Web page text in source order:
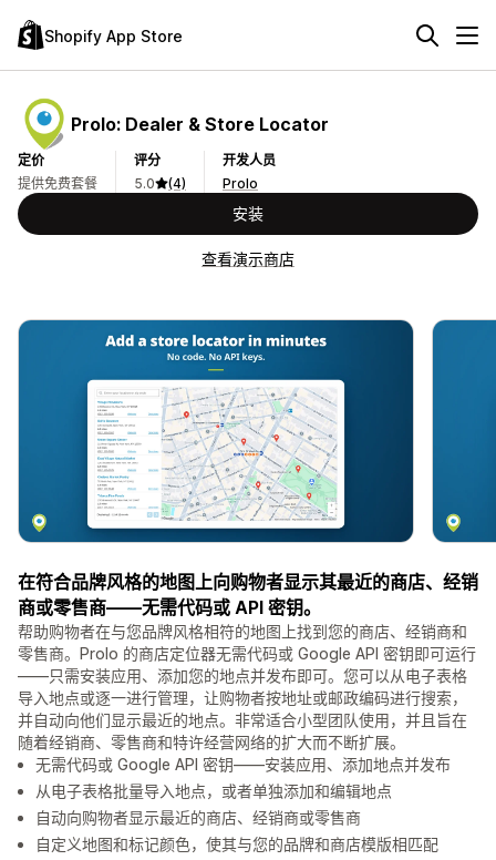
Shopify App Store
Prolo: Dealer & Store Locator
定价
提供免费套餐
评分
5.0
(4)
开发人员
Prolo
安装
查看演示商店
在符合品牌风格的地图上向购物者显示其最近的商店、经销
商或零售商——无需代码或 API 密钥。
帮助购物者在与您品牌风格相符的地图上找到您的商店、经销商和
零售商。Prolo 的商店定位器无需代码或 Google API 密钥即可运行
——只需安装应用、添加您的地点并发布即可。您可以从电子表格
导入地点或逐一进行管理，让购物者按地址或邮政编码进行搜索，
并自动向他们显示最近的地点。非常适合小型团队使用，并且旨在
随着经销商、零售商和特许经营网络的扩大而不断扩展。
无需代码或 Google API 密钥——安装应用、添加地点并发布
从电子表格批量导入地点，或者单独添加和编辑地点
自动向购物者显示最近的商店、经销商或零售商
自定义地图和标记颜色，使其与您的品牌和商店模版相匹配